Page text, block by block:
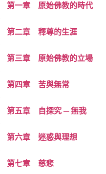
第一章 原始佛教的時代
第二章 釋尊的生涯
第三章 原始佛教的立場
第四章 苦與無常
第五章 自探究 ─ 無我
第六章 迷惑與理想
第七章 慈悲